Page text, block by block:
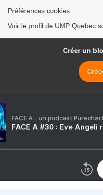
Préférences cookies
Voir le profil de UMP Quebec
Créer un
FACE A - un podcast
FACE A #30 : Eve